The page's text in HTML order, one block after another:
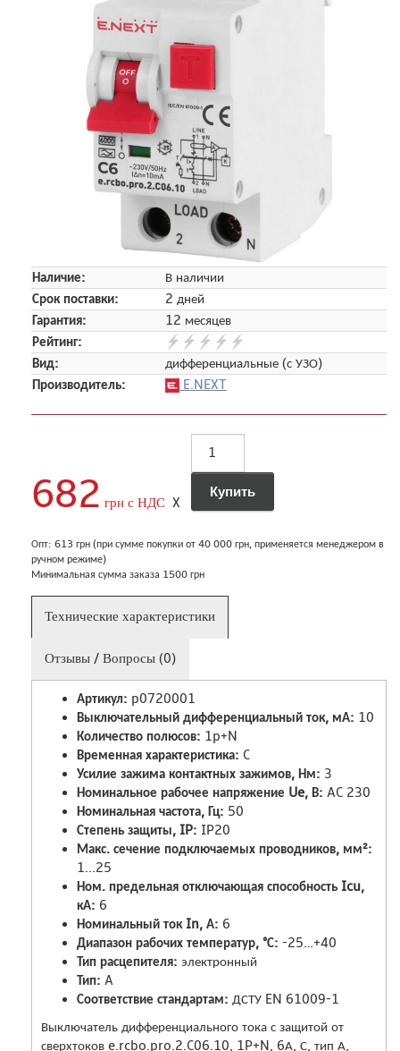
Наличие:
В наличии
Срок поставки:
2 дней
Гарантия:
12 месяцев
Рейтинг:
Вид:
дифференциальные (с УЗО)
Производитель:
E.NEXT
682 грн с НДС X
Опт: 613 грн (при сумме покупки от 40 000 грн, применяется менеджером в
ручном режиме)
Минимальная сумма заказа 1500 грн
Технические характеристики
Отзывы / Вопросы (0)
Артикул: p0720001
Выключательный дифференциальный ток, мА: 10
Количество полюсов: 1p+N
Временная характеристика: C
Усилие зажима контактных зажимов, Нм: 3
Номинальное рабочее напряжение Ue, В: AC 230
Номинальная частота, Гц: 50
Степень защиты, IP: IP20
Макс. сечение подключаемых проводников, мм²:
1...25
Ном. предельная отключающая способность Icu,
кА: 6
Номинальный ток In, А: 6
Диапазон рабочих температур, °С: -25…+40
Тип расцепителя: электронный
Тип: A
Соответствие стандартам: ДСТУ EN 61009-1
Выключатель дифференциального тока с защитой от
сверхтоков e.rcbo.pro.2.C06.10, 1P+N, 6А, С, тип А,